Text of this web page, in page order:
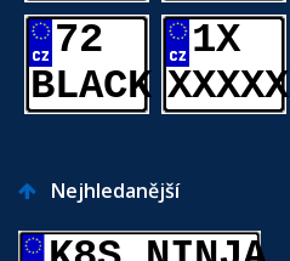
72
BLACK
1X
XXXXX
Nejhledanější